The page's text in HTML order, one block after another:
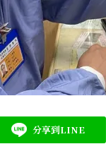
分享到LINE